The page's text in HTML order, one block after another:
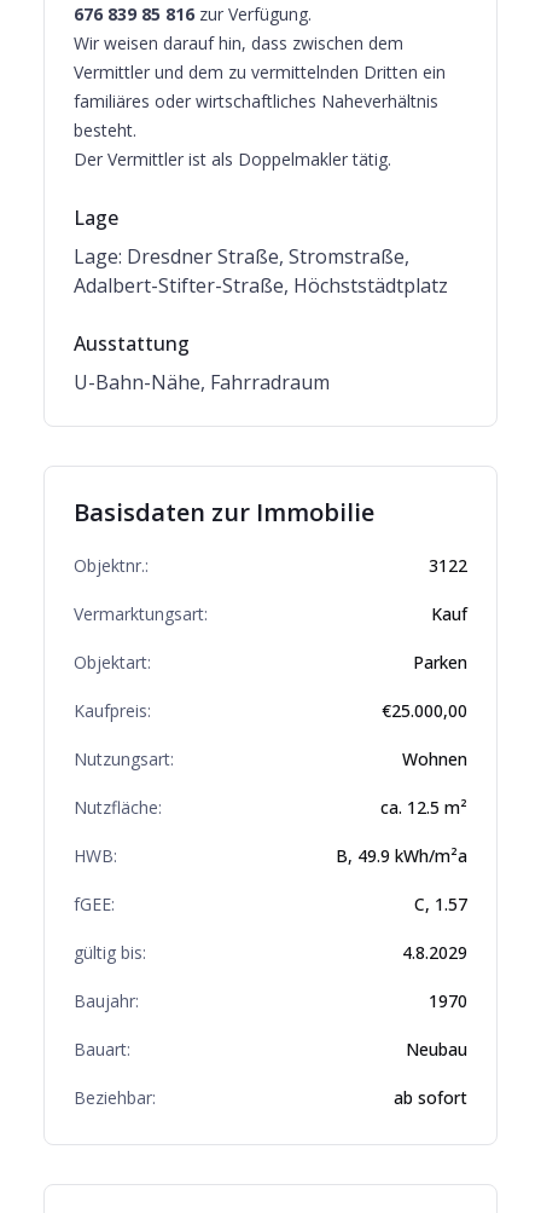
676 839 85 816 zur Verfügung.
Wir weisen darauf hin, dass zwischen dem
Vermittler und dem zu vermittelnden Dritten ein
familiäres oder wirtschaftliches Naheverhältnis
besteht.
Der Vermittler ist als Doppelmakler tätig.
Lage
Lage: Dresdner Straße, Stromstraße,
Adalbert-Stifter-Straße, Höchststädtplatz
Ausstattung
U-Bahn-Nähe, Fahrradraum
Basisdaten zur Immobilie
Objektnr.: 3122
Vermarktungsart: Kauf
Objektart: Parken
Kaufpreis: €25.000,00
Nutzungsart: Wohnen
Nutzfläche: ca. 12.5 m²
HWB: B, 49.9 kWh/m²a
fGEE: C, 1.57
gültig bis: 4.8.2029
Baujahr: 1970
Bauart: Neubau
Beziehbar: ab sofort